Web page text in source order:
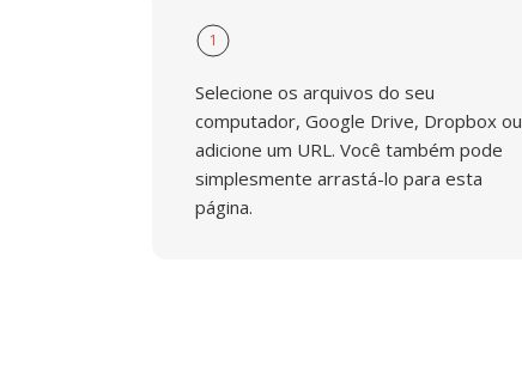
1
Selecione os arquivos do seu
computador, Google Drive, Dropbox ou
adicione um URL. Você também pode
simplesmente arrastá-lo para esta
página.